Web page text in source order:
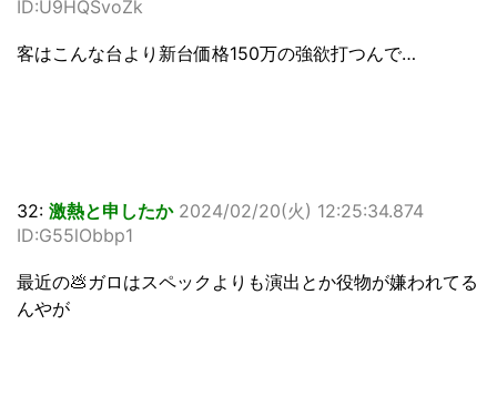
ID:U9HQSvoZk
客はこんな台より新台価格150万の強欲打つんで…
32: 激熱と申したか 2024/02/20(火) 12:25:34.874
ID:G55lObbp1
最近の💩ガロはスペックよりも演出とか役物が嫌われてる
んやが